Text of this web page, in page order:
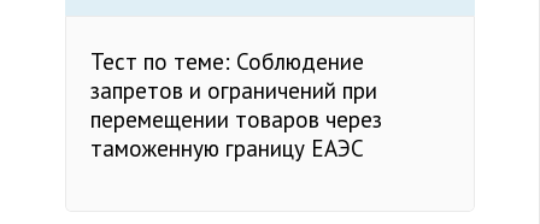
Тест по теме: Соблюдение
запретов и ограничений при
перемещении товаров через
таможенную границу ЕАЭС